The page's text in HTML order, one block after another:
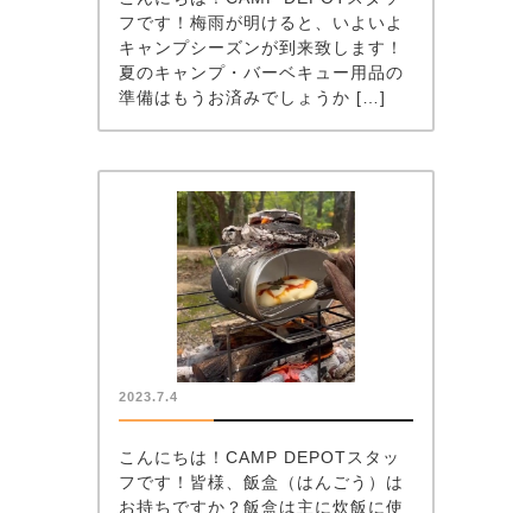
フです！梅雨が明けると、いよいよ
キャンプシーズンが到来致します！
夏のキャンプ・バーベキュー用品の
準備はもうお済みでしょうか […]
2023.7.4
こんにちは！CAMP DEPOTスタッ
フです！皆様、飯盒（はんごう）は
お持ちですか？飯盒は主に炊飯に使